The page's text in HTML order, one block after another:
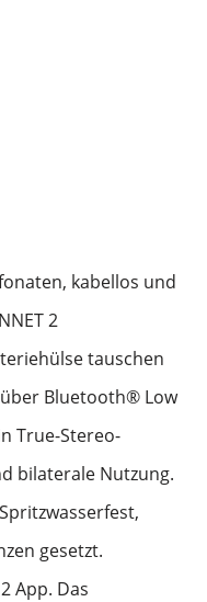
kabellos und
2
tauschen
Bluetooth® Low
True-Stereo-
bilaterale Nutzung.
gesetzt.
App. Das